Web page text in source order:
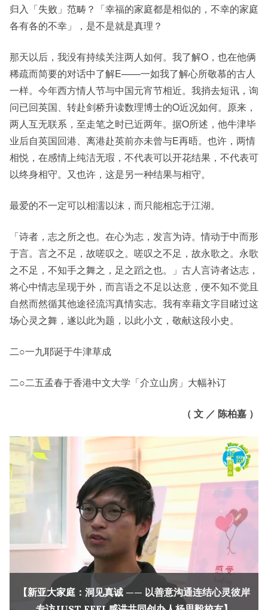
归入「失败」范畴？「幸福的家庭都是相似的，不幸的家庭
各有各的不幸」，是不是就是真理？
那天以后，我没有持续关注两人如何。我了解O，也在他俩
稀疏而简要的对话中了解E——一如我了解心所敬慕的古人
一样。今年西方情人节与中国元宵节相近。我捎去短讯，询
问已回英国、转赴剑桥升读数理博士的O近况如何。原来，
两人互无联系，至走笔之时已近两年。据O所述，他牛津毕
业后自英国回港、离港赴英前亦未曾与E再晤。也许，两情
相悦，在感情上纯洁无瑕，不代表可以开花结果，不代表可
以终身相守。又也许，这是另一种结果与相守。
最爱的不一定可以相濡以沫，而只能相忘于江湖。
「诗者，志之所之也。在心为志，发言为诗。情动于中而形
于言。言之不足，故嗟叹之。嗟叹之不足，故永歌之。永歌
之不足，不知手之舞之，足之蹈之也。」古人言诗者达志，
将心中情志呈现于外，而言语之不足以达意，便不知不觉且
自然而然循其他途径流泻真情实志。我有幸藉文字目睹过这
场心灵之舞，遂以此为题，以此小文，敬献这段小史。
二○一九耶诞于牛津草成
二○二五孟春于香港中文大学「介立山房」大幅补订
（ 文 ／ 陈柏嘉 ）
【新亚大家庭：洞见真诚 —— 以善意沟通连结心灵彼岸